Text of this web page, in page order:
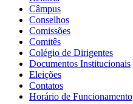
Câmpus
Conselhos
Comissões
Comitês
Colégio de Dirigentes
Documentos Institucionais
Eleições
Contatos
Horário de Funcionamento